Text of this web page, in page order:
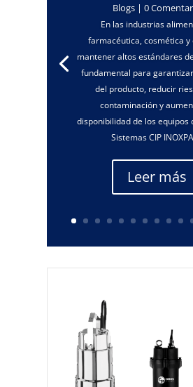
Blogs | 0
En las industrias
farmacéutica, cosmética y
mantener altos estándares
fundamental para
del producto, reducir
contaminación y
disponibilidad de los equipos
Sistemas CIP
Leer más